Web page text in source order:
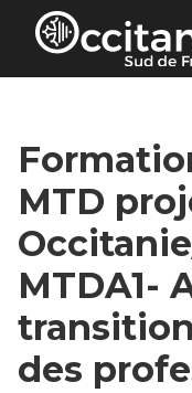
Panneau de
MTD
MTDA1-
des